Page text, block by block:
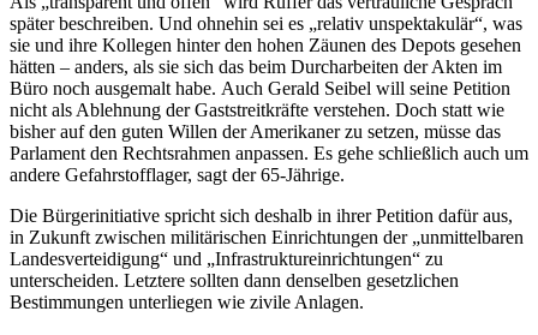
später beschreiben. Und ohnehin sei es „relativ unspektakulär“, was
sie und ihre Kollegen hinter den hohen Zäunen des Depots gesehen
hätten – anders, als sie sich das beim Durcharbeiten der Akten im
Büro noch ausgemalt habe. Auch Gerald Seibel will seine Petition
nicht als Ablehnung der Gaststreitkräfte verstehen. Doch statt wie
bisher auf den guten Willen der Amerikaner zu setzen, müsse das
Parlament den Rechtsrahmen anpassen. Es gehe schließlich auch um
andere Gefahrstofflager, sagt der 65-Jährige.
Die Bürgerinitiative spricht sich deshalb in ihrer Petition dafür aus,
in Zukunft zwischen militärischen Einrichtungen der „unmittelbaren
Landesverteidigung“ und „Infrastruktureinrichtungen“ zu
unterscheiden. Letztere sollten dann denselben gesetzlichen
Bestimmungen unterliegen wie zivile Anlagen.